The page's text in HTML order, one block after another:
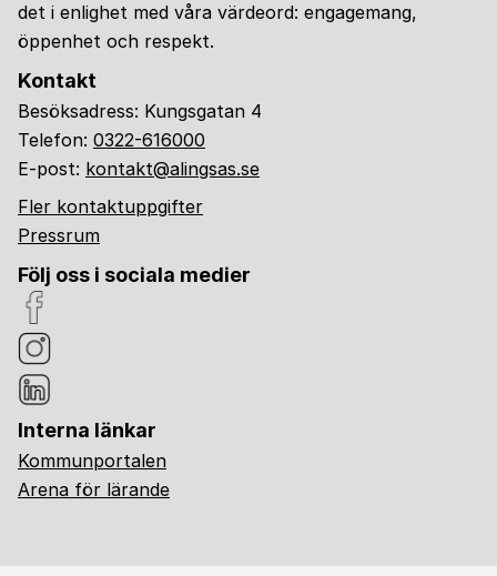
det i enlighet med våra värdeord: engagemang,
öppenhet och respekt.
Kontakt
Besöksadress: Kungsgatan 4
Telefon: 0322-616000
E-post: kontakt@alingsas.se
Fler kontaktuppgifter
Pressrum
Följ oss i sociala medier
Interna länkar
Kommunportalen
Arena för lärande